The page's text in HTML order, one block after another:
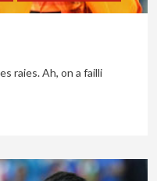
raies. Ah, on a failli